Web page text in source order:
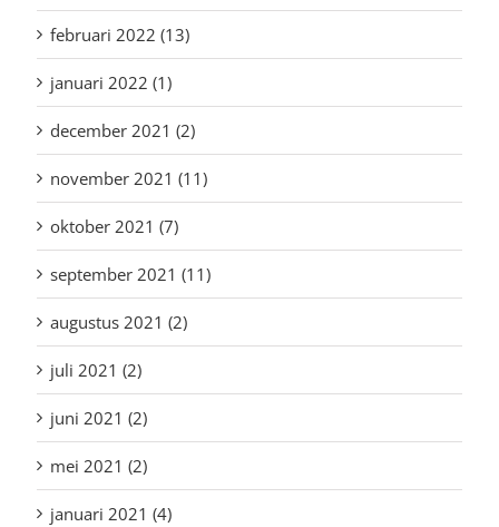
februari 2022 (13)
januari 2022 (1)
december 2021 (2)
november 2021 (11)
oktober 2021 (7)
september 2021 (11)
augustus 2021 (2)
juli 2021 (2)
juni 2021 (2)
mei 2021 (2)
januari 2021 (4)